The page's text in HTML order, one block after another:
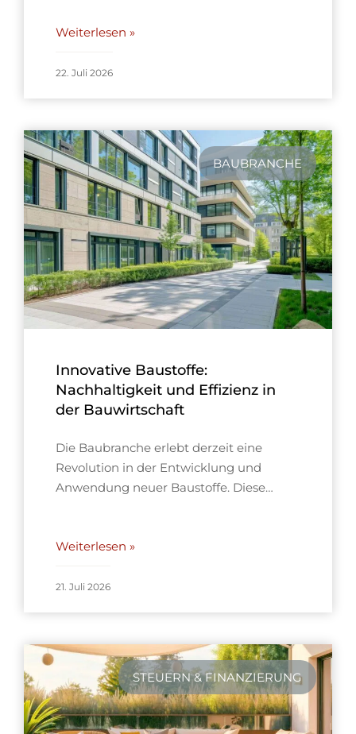
Weiterlesen »
22. Juli 2026
BAUBRANCHE
Innovative Baustoffe:
Nachhaltigkeit und Effizienz in
der Bauwirtschaft
Die Baubranche erlebt derzeit eine
Revolution in der Entwicklung und
Anwendung neuer Baustoffe. Diese…
Weiterlesen »
21. Juli 2026
STEUERN & FINANZIERUNG